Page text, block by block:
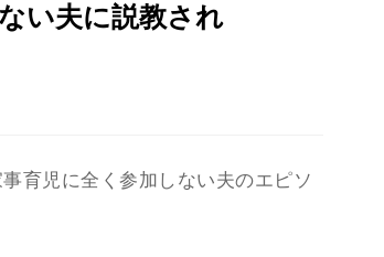
い夫に説教され
育児に全く参加しない夫のエピソ